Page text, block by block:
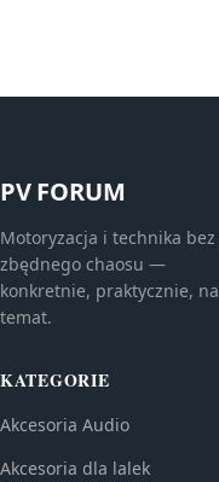
PV FORUM
Motoryzacja i technika bez
zbędnego chaosu —
konkretnie, praktycznie, na
temat.
KATEGORIE
Akcesoria Audio
Akcesoria dla lalek